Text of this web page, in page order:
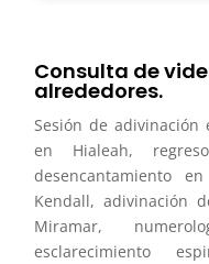
Consulta de
alrededores.
Sesión de adivinación
en Hialeah,
desencantamiento
Kendall, adivinación
Miramar,
esclarecimiento